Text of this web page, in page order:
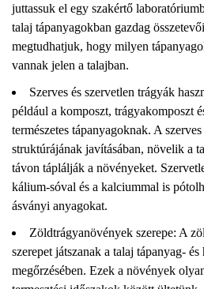
juttassuk el egy szakértő
talaj tápanyagokban gazdag
megtudhatjuk, hogy milyen
vannak jelen a talajban.
Szerves és szervetlen trágyák
például a komposzt, trágyakomposzt
természetes tápanyagoknak. A
struktúrájának javításában, növelik a
távon táplálják a növényeket.
kálium-sóval és a kalciummal is
ásványi anyagokat.
Zöldtrágyanövények szerepe: A
szerepet játszanak a talaj tápanyag-
megőrzésében. Ezek a növények